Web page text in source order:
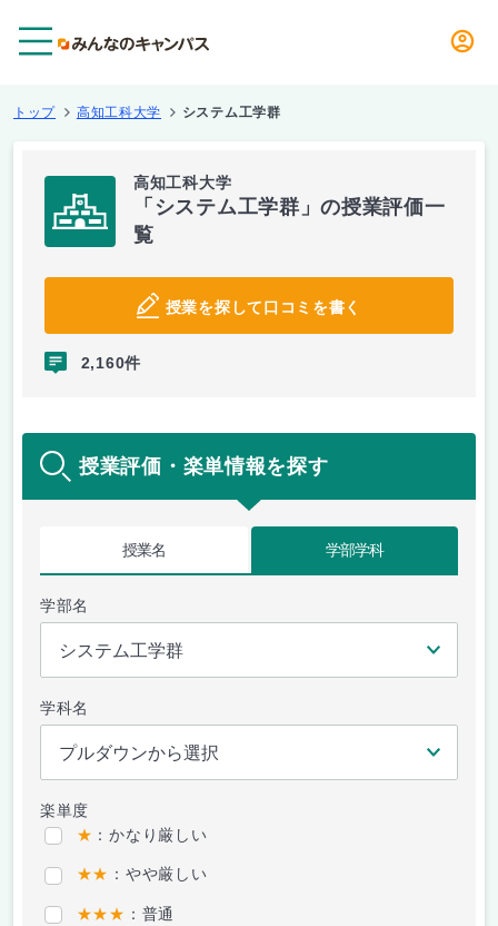
トップ 高知工科大学 システム工学群
高知工科大学
「システム工学群」の授業評価一
覧
授業を探して口コミを書く
2,160件
授業評価・楽単情報を探す
授業名 学部学科
学部名
学科名
楽単度
★ ：かなり厳しい
★★ ：やや厳しい
★★★ ：普通